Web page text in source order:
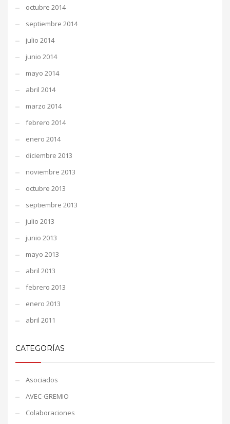
octubre 2014
septiembre 2014
julio 2014
junio 2014
mayo 2014
abril 2014
marzo 2014
febrero 2014
enero 2014
diciembre 2013
noviembre 2013
octubre 2013
septiembre 2013
julio 2013
junio 2013
mayo 2013
abril 2013
febrero 2013
enero 2013
abril 2011
CATEGORÍAS
Asociados
AVEC-GREMIO
Colaboraciones